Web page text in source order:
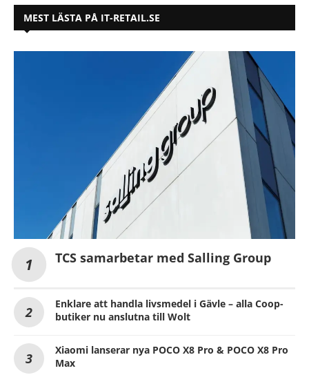
MEST LÄSTA PÅ IT-RETAIL.SE
TCS samarbetar med Salling Group
Enklare att handla livsmedel i Gävle – alla Coop-
butiker nu anslutna till Wolt
Xiaomi lanserar nya POCO X8 Pro & POCO X8 Pro
Max